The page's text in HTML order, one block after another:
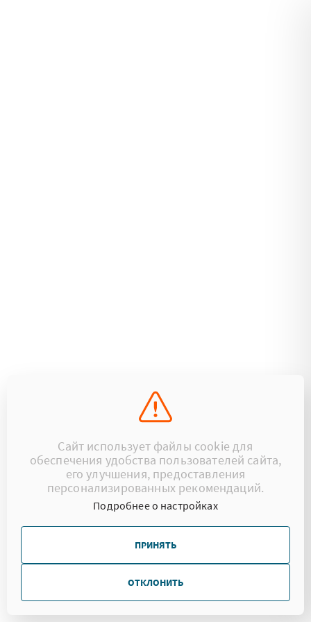
Сайт использует файлы cookie для
обеспечения удобства пользователей сайта,
его улучшения, предоставления
персонализированных рекомендаций.
Подробнее о настройках
ПРИНЯТЬ
ОТКЛОНИТЬ